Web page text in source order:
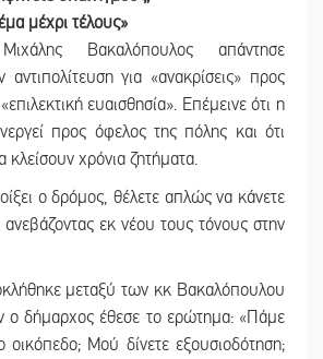
μέχρι τέλους»
Βακαλόπουλος απάντησε
για «ανακρίσεις» προς
ευαισθησία». Επέμεινε ότι η
προς όφελος της πόλης και ότι
κλείσουν χρόνια ζητήματα.
ο δρόμος, θέλετε απλώς να κάνετε
ανεβάζοντας εκ νέου τους τόνους στην
μεταξύ των κκ Βακαλόπουλου
ο δήμαρχος έθεσε το ερώτημα: «Πάμε
Μού δίνετε εξουσιοδότηση;